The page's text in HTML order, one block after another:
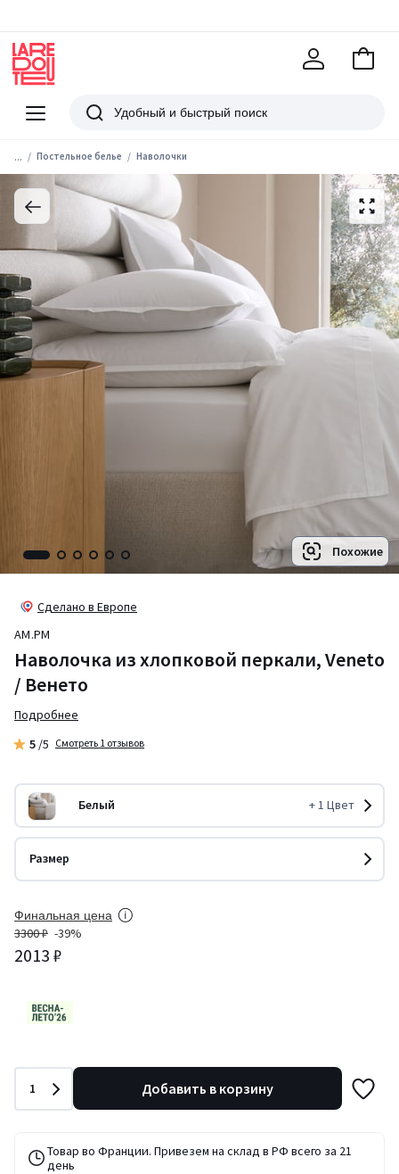
Меню
Redoute
Поиск
В
... Постельное белье Наволочки
Похожие
Сделано в Европе
AM.PM
Наволочка из хлопковой перкали, Veneto
/ Венето
Подробнее
5 /5 Смотреть 1 отзывов
Белый +1 Цвет
Размер
Финальная цена
3300 ₽ -39%
2013 ₽
Количество
1 Добавить в корзину
Товар во Франции. Привезем на склад в РФ всего за 21
день